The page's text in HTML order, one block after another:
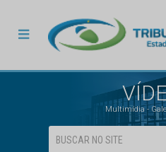
Multimídia -